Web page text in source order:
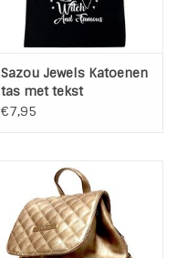
Sazou Jewels Katoenen
tas met tekst
€7,95